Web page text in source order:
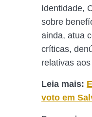
Identidade,
sobre
ainda, atua
críticas,
relativas
Leia mais:
voto em